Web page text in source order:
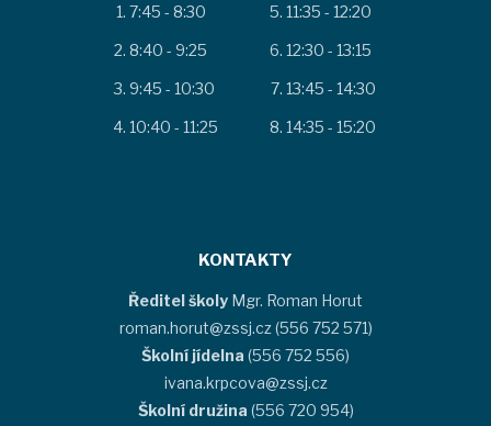
7:45 - 8:30
8:40 - 9:25
9:45 - 10:30
10:40 - 11:25
11:35 - 12:20
12:30 - 13:15
13:45 - 14:30
14:35 - 15:20
KONTAKTY
Ředitel školy Mgr. Roman Horut
roman.horut@zssj.cz (556 752 571)
Školní jídelna (556 752 556)
ivana.krpcova@zssj.cz
Školní družina (556 720 954)